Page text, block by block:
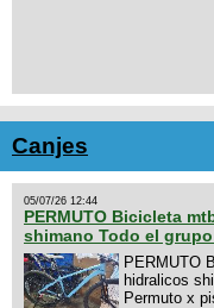
Canjes
05/07/26 12:44
PERMUTO Bicicleta
shimano Todo el
PERMUTO
hidralicos
Permuto x